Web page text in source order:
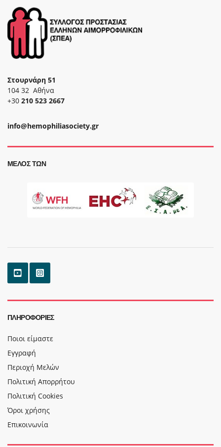
Στουρνάρη 51
104 32 Αθήνα
+30 210 523 2667
info@hemophiliasociety.gr
ΜΈΛΟΣ ΤΩΝ
ΠΛΗΡΟΦΟΡΊΕΣ
Ποιοι είμαστε
Εγγραφή
Περιοχή Μελών
Πολιτική Απορρήτου
Πολιτική Cookies
Όροι χρήσης
Επικοινωνία